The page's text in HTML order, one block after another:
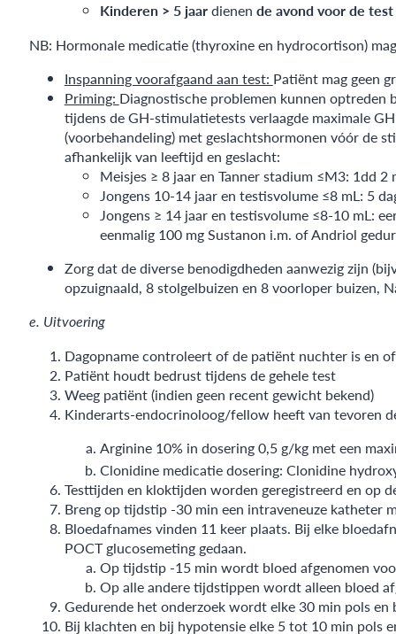
Kinderen > 5 jaardienen de avond voorde test
NB: Hormonale medicatie (thyroxine en hydrocortison)
Inspanning voorafgaand aan test: Patiënt mag geen
Priming: Diagnostische problemen kunnen optreden
tijdens de GH-stimulatietests verlaagde maximale
(voorbehandeling) met geslachtshormonen vóór de
afhankelijk van leeftijd en geslacht:
Meisjes ≥ 8 jaar en Tanner stadium ≤M3: 1dd
Jongens 10-14 jaar en testisvolume ≤8 mL: 5
Jongens ≥ 14 jaar en testisvolume ≤8-10 mL:
eenmalig 100 mg Sustanon i.m. of Andriol
Zorg dat de diverse benodigdheden aanwezig zijn
opzuignaald, 8 stolgelbuizen en 8 voorloper buizen,
e. Uitvoering
Dagopname controleert of de patiënt nuchter is en
Patiënt houdt bedrust tijdens de gehele test
Weeg patiënt (indien geen recent gewicht bekend)
Kinderarts-endocrinoloog/fellow heeft van tevoren
Arginine 10% in dosering 0,5 g/kg met een
Clonidine medicatie dosering: Clonidine
Testtijden en kloktijden worden geregistreerd en op
Breng op tijdstip -30 min een intraveneuze katheter
Bloedafnames vinden 11 keer plaats. Bij elke
POCT glucosemeting gedaan.
Op tijdstip -15 min wordt bloed afgenomen
Op alle andere tijdstippen wordt alleen bloed
Gedurende het onderzoek wordt elke 30 min pols en
Bij klachten en bij hypotensie elke 5 tot 10 min pols